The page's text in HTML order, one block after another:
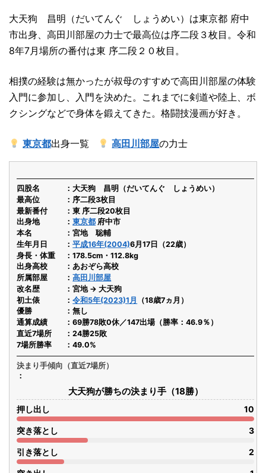
大天狗 昌明（だいてんぐ しょうめい）は東京都 府中
市出身、高田川部屋の力士で最高位は序二段３枚目。令和
8年7月場所の番付は東 序二段２０枚目。
相撲の経験は無かったが叔母のすすめで高田川部屋の体験
入門に参加し、入門を決めた。これまでに剣道や陸上、ボ
クシングなどで身体を鍛えてきた。格闘技漫画が好き。
東京都出身一覧 高田川部屋の力士
四股名
大天狗 昌明（だいてんぐ しょうめい）
最高位
序二段3枚目
最新番付
東 序二段20枚目
出身地
東京都 府中市
本名
宮地 聡輔
生年月日
平成16年(2004)6月17日（22歳）
身長・体重
178.5cm・112.8kg
出身高校
あおぞら高校
所属部屋
高田川部屋
改名歴
宮地 → 大天狗
初土俵
令和5年(2023)1月
（18歳7ヵ月）
優勝
無し
通算成績
69勝78敗0休／147出場（勝率：46.9％）
直近7場所
24勝25敗
7場所勝率
49.0%
決まり手傾向（直近7場所）
大天狗が勝ちの決まり手（18勝）
押し出し 10
突き落とし 3
引き落とし 2